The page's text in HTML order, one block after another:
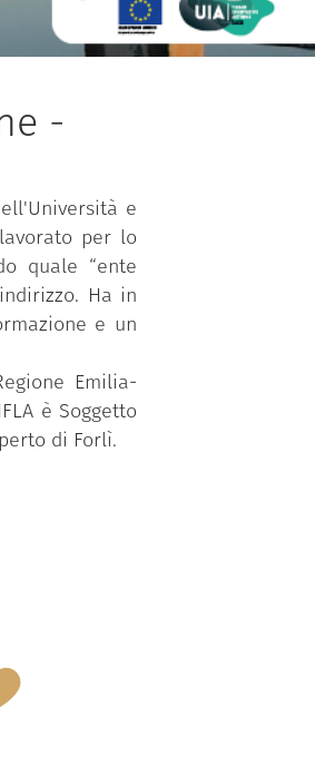
-
e
per lo
quale “ente
Ha in
e un
Emilia-
è Soggetto
di Forlì.